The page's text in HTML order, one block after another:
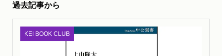
過去記事から
KEI BOOK CLUB